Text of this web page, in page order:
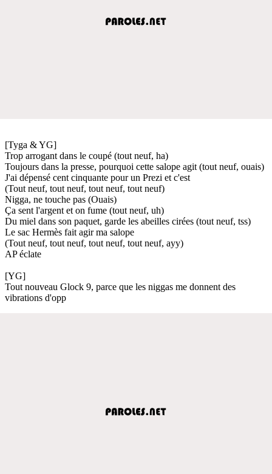
[Tyga & YG]
Trop arrogant dans le coupé (tout neuf, ha)
Toujours dans la presse, pourquoi cette salope agit (tout neuf, ouais)
J'ai dépensé cent cinquante pour un Prezi et c'est
(Tout neuf, tout neuf, tout neuf, tout neuf)
Nigga, ne touche pas (Ouais)
Ça sent l'argent et on fume (tout neuf, uh)
Du miel dans son paquet, garde les abeilles cirées (tout neuf, tss)
Le sac Hermès fait agir ma salope
(Tout neuf, tout neuf, tout neuf, tout neuf, ayy)
AP éclate
[YG]
Tout nouveau Glock 9, parce que les niggas me donnent des
vibrations d'opp